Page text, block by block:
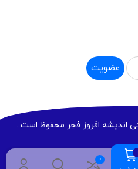
عضویت
اندیشه افروز فجر محفوظ است .